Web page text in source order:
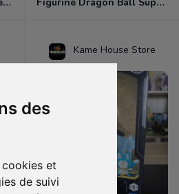
des
et
de suivi
Kame House Store